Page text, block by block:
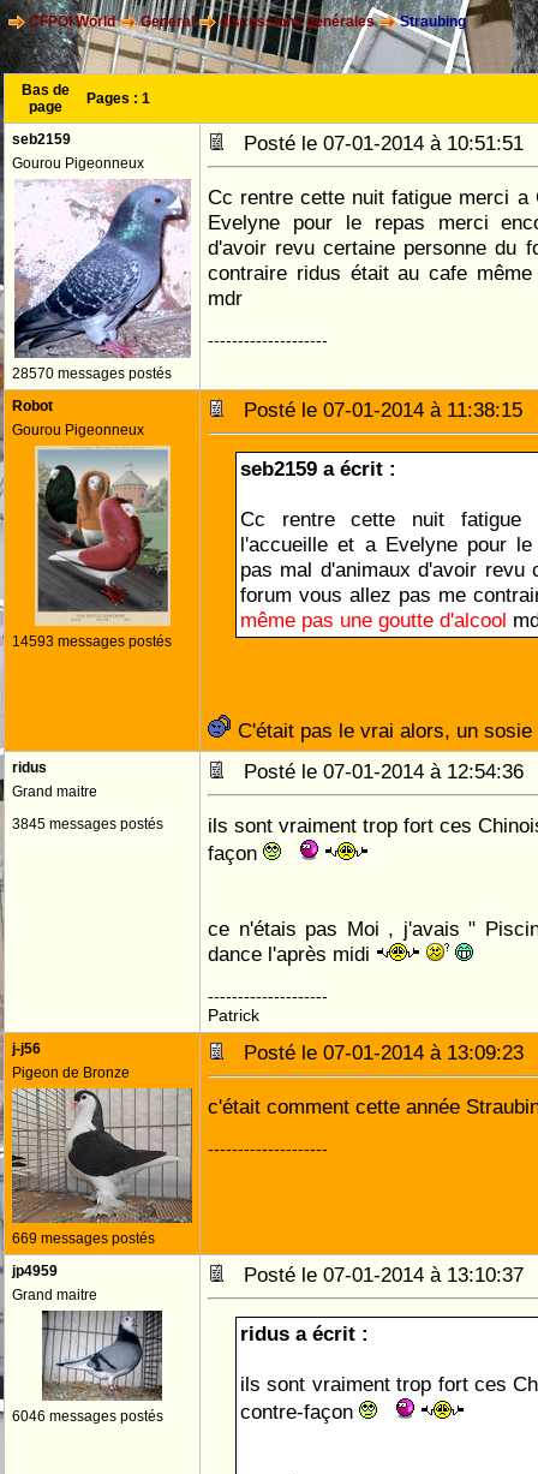
CFPOI World General discussions générales Straubing
Bas de
page
Pages : 1
seb2159
Gourou Pigeonneux
28570 messages postés
Posté le 07-01-2014 à
Cc rentre cette nuit fatigue merci a
Evelyne pour le repas merci
d'avoir revu certaine personne du
contraire ridus était au cafe
mdr
--------------------
Robot
Gourou Pigeonneux
14593 messages postés
Posté le 07-01-2014 à
seb2159 a écrit :
Cc rentre cette nuit fatigue
l'accueille et a Evelyne pour
pas mal d'animaux d'avoir revu
forum vous allez pas me
même pas une goutte d'alcool
C'était pas le vrai alors, un
ridus
Grand maitre
3845 messages postés
Posté le 07-01-2014 à
ils sont vraiment trop fort ces
façon
ce n'étais pas Moi , j'avais "
dance l'après midi
--------------------
Patrick
j-j56
Pigeon de Bronze
669 messages postés
Posté le 07-01-2014 à
c'était comment cette année
--------------------
jp4959
Grand maitre
6046 messages postés
Posté le 07-01-2014 à
ridus a écrit :
ils sont vraiment trop fort ces
contre-façon